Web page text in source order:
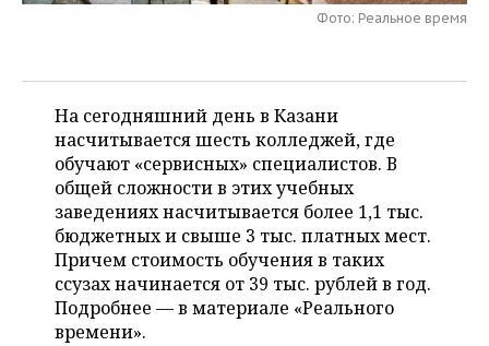
ВОЛЕЙБОЛ
КИБЕРСПОРТ
ФИГУРНОЕ КАТАНИЕ
ВОДНЫЕ ВИДЫ СПОРТА
ХОККЕЙ С МЯЧОМ
ИСТОРИЯ
КУЛЬТУРА
МЕДИЦИНА
ОБРАЗОВАНИЕ
ПРОИСШЕСТВИЯ
СПИСОК ПЕРСОН
СПИСОК КОМПАНИЙ
ПОЛНАЯ ВЕРСИЯ
Фото: Реальное время
На сегодняшний день в Казани
насчитывается шесть колледжей, где
обучают «сервисных» специалистов. В
общей сложности в этих учебных
заведениях насчитывается более 1,1 тыс.
бюджетных и свыше 3 тыс. платных мест.
Причем стоимость обучения в таких
ссузах начинается от 39 тыс. рублей в год.
Подробнее — в материале «Реального
времени».